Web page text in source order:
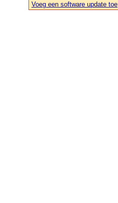
Voeg een software update toe